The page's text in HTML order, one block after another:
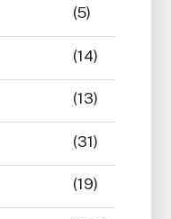
(5)
(14)
(13)
(31)
(19)